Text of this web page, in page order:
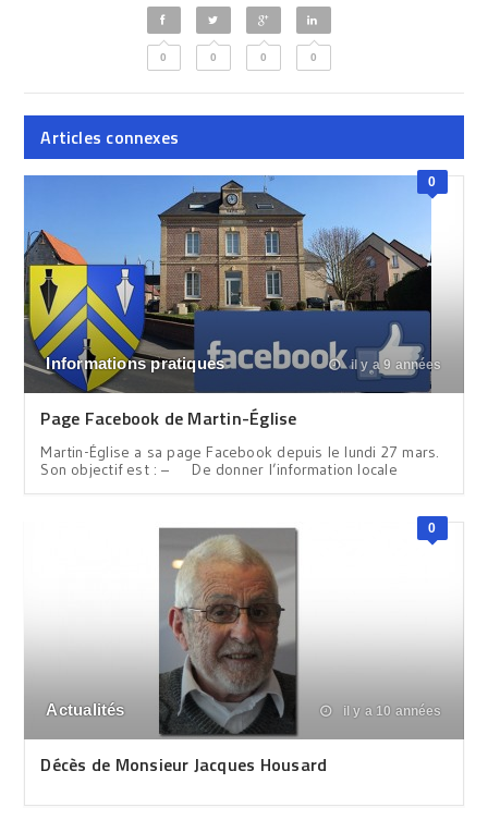
0 0 0 0
Articles connexes
0
Informations pratiques il y a 9 années
Page Facebook de Martin-Église
Martin-Église a sa page Facebook depuis le lundi 27 mars.
Son objectif est : – De donner l’information locale
0
Actualités il y a 10 années
Décès de Monsieur Jacques Housard